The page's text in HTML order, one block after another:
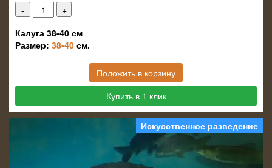
Калуга 38-40 см
Размер: 38-40 см.
Положить в корзину
Купить в 1 клик
Искусственное разведение